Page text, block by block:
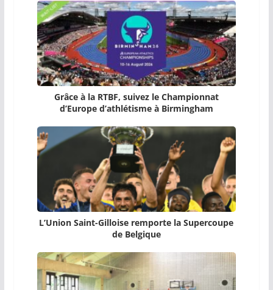
Grâce à la RTBF, suivez le Championnat
d’Europe d’athlétisme à Birmingham
L’Union Saint-Gilloise remporte la Supercoupe
de Belgique